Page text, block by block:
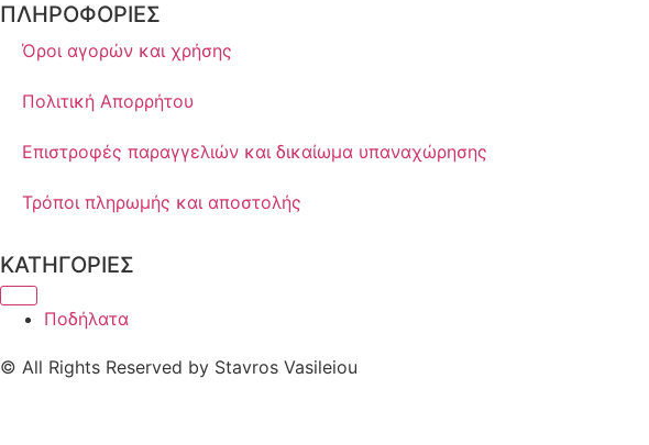
ΠΛΗΡΟΦΟΡΙΕΣ
Όροι αγορών και χρήσης
Πολιτική Απορρήτου
Επιστροφές παραγγελιών και δικαίωμα υπαναχώρησης
Τρόποι πληρωμής και αποστολής
ΚΑΤΗΓΟΡΙΕΣ
Ποδήλατα
© All Rights Reserved by Stavros Vasileiou